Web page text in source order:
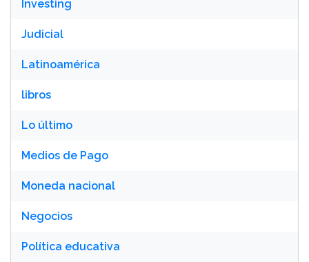
Investing
Judicial
Latinoamérica
libros
Lo último
Medios de Pago
Moneda nacional
Negocios
Política educativa